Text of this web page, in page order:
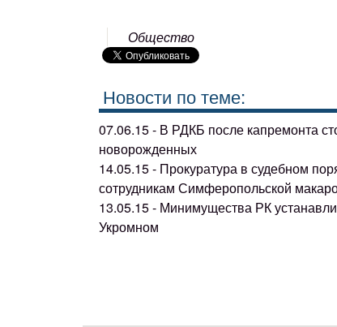
Общество
Новости по теме:
07.06.15 - В РДКБ после капремонта
новорожденных
14.05.15 - Прокуратура в судебном
сотрудникам Симферопольской
13.05.15 - Минимущества РК
Укромном